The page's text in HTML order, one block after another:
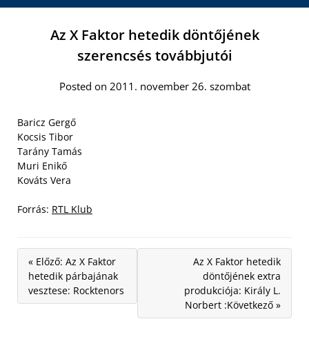
Az X Faktor hetedik döntőjének
szerencsés továbbjutói
Posted on 2011. november 26. szombat
Baricz Gergő
Kocsis Tibor
Tarány Tamás
Muri Enikő
Kováts Vera
Forrás: RTL Klub
« Előző: Az X Faktor
hetedik párbajának
vesztese: Rocktenors
Az X Faktor hetedik
döntőjének extra
produkciója: Király L.
Norbert :Következő »